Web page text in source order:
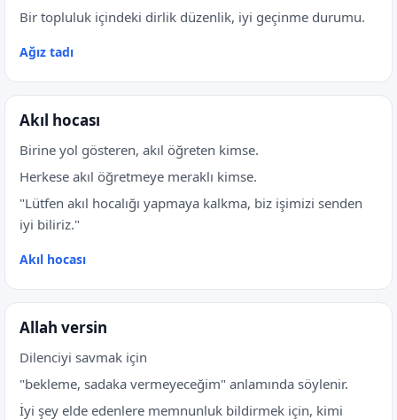
Bir topluluk içindeki dirlik düzenlik, iyi geçinme durumu.
Ağız tadı
Akıl hocası
Birine yol gösteren, akıl öğreten kimse.
Herkese akıl öğretmeye meraklı kimse.
"Lütfen akıl hocalığı yapmaya kalkma, biz işimizi senden
iyi biliriz."
Akıl hocası
Allah versin
Dilenciyi savmak için
"bekleme, sadaka vermeyeceğim" anlamında söylenir.
İyi şey elde edenlere memnunluk bildirmek için, kimi